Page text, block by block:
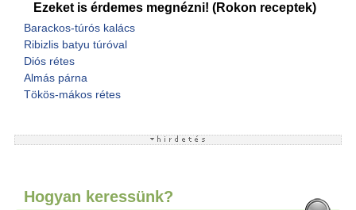
Ezeket is érdemes megnézni! (Rokon receptek)
Barackos-túrós kalács
Ribizlis batyu túróval
Diós rétes
Almás párna
Tökös-mákos rétes
Hogyan keressünk?